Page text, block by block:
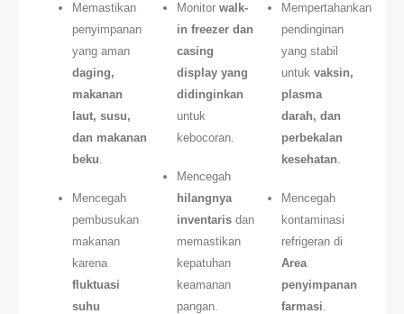
Memastikan
penyimpanan
yang aman
daging,
makanan
laut, susu,
dan makanan
beku.
Mencegah
pembusukan
makanan
karena
fluktuasi
suhu
Monitor walk-
in freezer dan
casing
display yang
didinginkan
untuk
kebocoran.
Mencegah
hilangnya
inventarisdan
memastikan
kepatuhan
keamanan
pangan.
Mempertahankan
pendinginan
yang stabil
untuk vaksin,
plasma
darah, dan
perbekalan
kesehatan.
Mencegah
kontaminasi
refrigeran di
Area
penyimpanan
farmasi